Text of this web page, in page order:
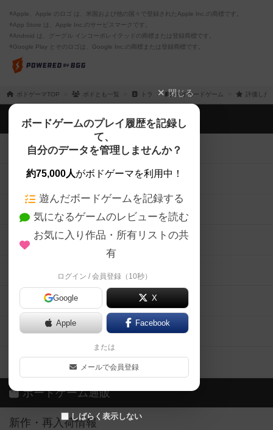
※Apple、Apple のロゴ は、米国および他の国々で登録されたApple Inc.の商標です。
※App Store は、Apple Inc.のサービスマークです。
※Android は、グーグル インコーポレイテッドの商標または登録商標です。
※Google Play とそのロゴは、Google Inc.の商標または登録商標です。
ボドゲーマTOP ボドとも一覧 トラ マイボードゲーム 評価した
閉じる
ボードゲームのプレイ履歴を記録し
て、
自分のデータを管理しませんか？
約75,000人がボドゲーマを利用中！
遊んだボードゲームを記録する
気になるゲームのレビューを読む
お気に入り作品・所有リストの共
有
ログイン / 会員登録（10秒）
Google X
Apple Facebook
または
メールで会員登録
しばらく表示しない
ボドゲーマTOP
ボードゲームを検索する
ボードゲームの新着レビュー
ボードゲーム会情報
メカニクス特集
掲示板・トピックス
ボドとも・会員一覧
ボードゲーム業界コラム
ボドゲーマご利用案内
ボードゲーム通販
新作・再入荷情報